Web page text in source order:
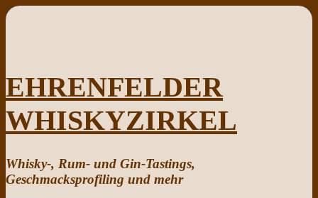
EHRENFELDER
WHISKYZIRKEL
Whisky-, Rum- und Gin-Tastings,
Geschmacksprofiling und mehr